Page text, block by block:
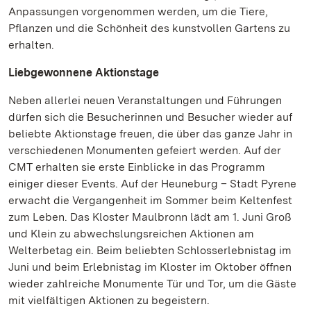
Anpassungen vorgenommen werden, um die Tiere,
Pflanzen und die Schönheit des kunstvollen Gartens zu
erhalten.
Liebgewonnene Aktionstage
Neben allerlei neuen Veranstaltungen und Führungen
dürfen sich die Besucherinnen und Besucher wieder auf
beliebte Aktionstage freuen, die über das ganze Jahr in
verschiedenen Monumenten gefeiert werden. Auf der
CMT erhalten sie erste Einblicke in das Programm
einiger dieser Events. Auf der Heuneburg – Stadt Pyrene
erwacht die Vergangenheit im Sommer beim Keltenfest
zum Leben. Das Kloster Maulbronn lädt am 1. Juni Groß
und Klein zu abwechslungsreichen Aktionen am
Welterbetag ein. Beim beliebten Schlosserlebnistag im
Juni und beim Erlebnistag im Kloster im Oktober öffnen
wieder zahlreiche Monumente Tür und Tor, um die Gäste
mit vielfältigen Aktionen zu begeistern.